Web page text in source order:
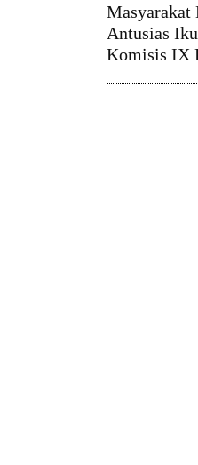
Masyarakat
Antusias
Komisis IX